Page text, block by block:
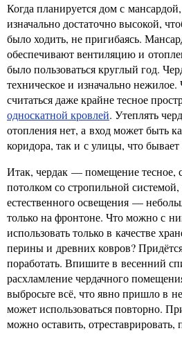
Когда планируется дом с
изначально достаточно высокой,
было ходить, не пригибаясь.
обеспечивают вентиляцию и
было пользоваться круглый год.
техническое и изначально
считаться даже крайне тесное
односкатной кровлей. Утеплять
отопления нет, а вход может быть
коридора, так и с улицы, что
Итак, чердак — помещение тесное,
потолком со стропильной системой,
естественного освещения —
только на фронтоне. Что можно с
использовать только в качестве
перины и древних ковров?
поработать. Впишите в весенний
расхламление чердачного
выбросьте всё, что явно пришло в
может использоваться повторно.
можно оставить, отреставрировать,